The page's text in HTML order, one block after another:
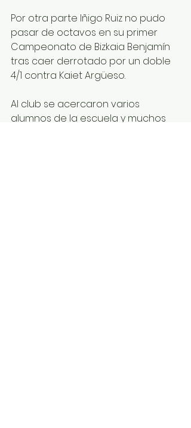
Por otra parte Iñigo Ruiz no pudo
pasar de octavos en su primer
Campeonato de Bizkaia Benjamín
tras caer derrotado por un doble
4/1 contra Kaiet Argüeso.
Al club se acercaron varios
alumnos de la escuela y muchos